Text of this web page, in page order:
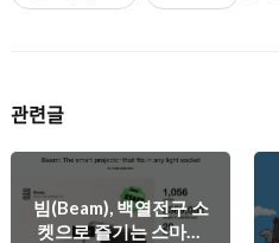
관련글
빔(Beam), 백열전구 소
켓으로 즐기는 스마트